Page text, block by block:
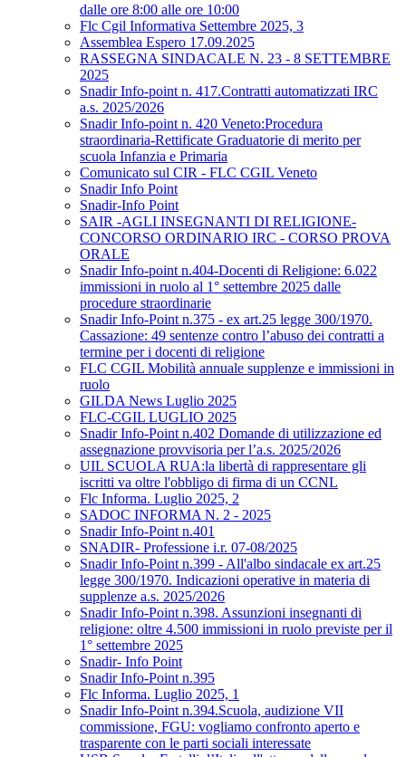
dalle ore 8:00 alle ore 10:00
Flc Cgil Informativa Settembre 2025, 3
Assemblea Espero 17.09.2025
RASSEGNA SINDACALE N. 23 - 8 SETTEMBRE
2025
Snadir Info-point n. 417.Contratti automatizzati IRC
a.s. 2025/2026
Snadir Info-point n. 420 Veneto:Procedura
straordinaria-Rettificate Graduatorie di merito per
scuola Infanzia e Primaria
Comunicato sul CIR - FLC CGIL Veneto
Snadir Info Point
Snadir-Info Point
SAIR -AGLI INSEGNANTI DI RELIGIONE-
CONCORSO ORDINARIO IRC - CORSO PROVA
ORALE
Snadir Info-point n.404-Docenti di Religione: 6.022
immissioni in ruolo al 1° settembre 2025 dalle
procedure straordinarie
Snadir Info-Point n.375 - ex art.25 legge 300/1970.
Cassazione: 49 sentenze contro l’abuso dei contratti a
termine per i docenti di religione
FLC CGIL Mobilità annuale supplenze e immissioni in
ruolo
GILDA News Luglio 2025
FLC-CGIL LUGLIO 2025
Snadir Info-Point n.402 Domande di utilizzazione ed
assegnazione provvisoria per l’a.s. 2025/2026
UIL SCUOLA RUA:la libertà di rappresentare gli
iscritti va oltre l'obbligo di firma di un CCNL
Flc Informa. Luglio 2025, 2
SADOC INFORMA N. 2 - 2025
Snadir Info-Point n.401
SNADIR- Professione i.r. 07-08/2025
Snadir Info-Point n.399 - All'albo sindacale ex art.25
legge 300/1970. Indicazioni operative in materia di
supplenze a.s. 2025/2026
Snadir Info-Point n.398. Assunzioni insegnanti di
religione: oltre 4.500 immissioni in ruolo previste per il
1° settembre 2025
Snadir- Info Point
Snadir Info-Point n.395
Flc Informa. Luglio 2025, 1
Snadir Info-Point n.394.Scuola, audizione VII
commissione, FGU: vogliamo confronto aperto e
trasparente con le parti sociali interessate